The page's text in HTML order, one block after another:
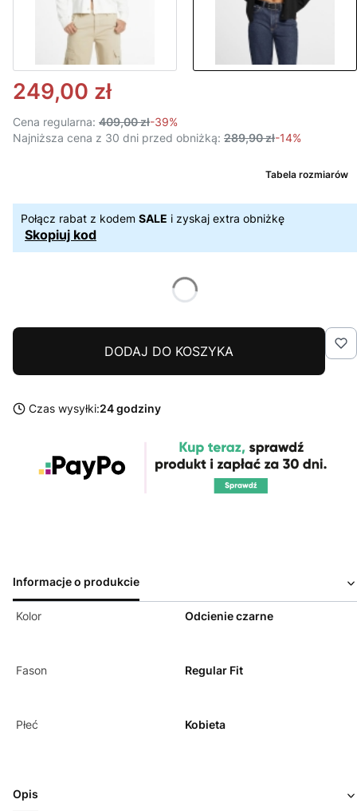
249,00 zł
Cena regularna: 409,00 zł-39%
Najniższa cena z 30 dni przed obniżką: 289,90 zł-14%
Tabela rozmiarów
Połącz rabat z kodem SALE i zyskaj extra obniżkę
Skopiuj kod
DODAJ DO KOSZYKA
Czas wysyłki:24 godziny
Informacje o produkcie
Kolor Odcienie czarne
Fason Regular Fit
Płeć Kobieta
Opis